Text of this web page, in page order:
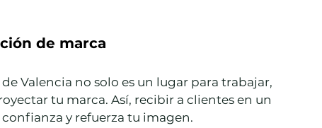
de marca
Valencia no solo es un lugar para trabajar,
tu marca. Así, recibir a clientes en un
y refuerza tu imagen.